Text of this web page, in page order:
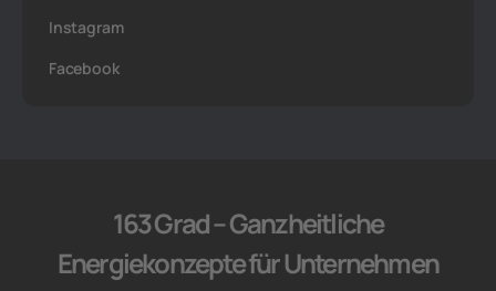
Instagram
Facebook
163 Grad – Ganzheitliche
Energiekonzepte für Unternehmen